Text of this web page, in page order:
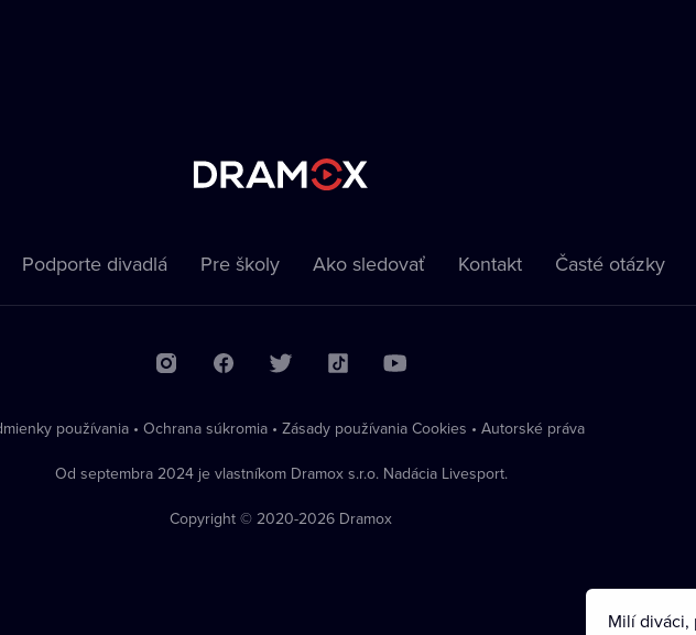
Podporte divadlá Pre školy Ako sledovať Kontakt Časté otázky
používania • Ochrana súkromia • Zásady používania Cookies • Autorské práva
Od septembra 2024 je vlastníkom Dramox s.r.o. Nadácia Livesport.
Copyright © 2020-2026 Dramox
Milí diváci,